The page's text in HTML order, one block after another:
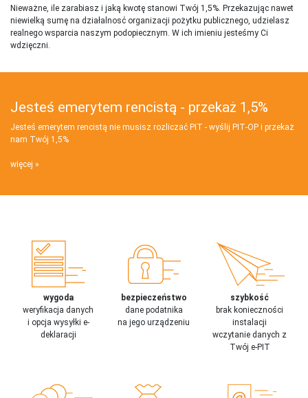
Nieważne, ile zarabiasz i jaką kwotę stanowi Twój 1,5%. Przekazując nawet
niewielką sumę na działalnosć organizacji pożytku publicznego, udzielasz
realnego wsparcia naszym podopiecznym. W ich imieniu jesteśmy Ci
wdzięczni.
Jesteś emerytem rencistą - przekaż 1,5%
Jesteś emerytem rencistą nie musisz rozliczać PIT - wyślij PIT‑OP i przekaż
nam Twój 1,5%
więcej
wygoda
weryfikacja danych
i opcja wysyłki e-
deklaracji
bezpieczeństwo
dane podatnika
na jego urządzeniu
szybkość
brak konieczności
instalacji
wczytanie danych z
Twój e-PIT